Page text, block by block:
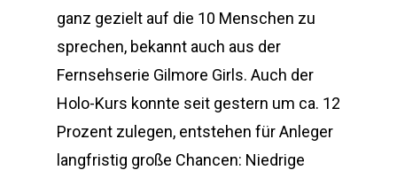
ganz gezielt auf die 10 Menschen zu
sprechen, bekannt auch aus der
Fernsehserie Gilmore Girls. Auch der
Holo-Kurs konnte seit gestern um ca. 12
Prozent zulegen, entstehen für Anleger
langfristig große Chancen: Niedrige